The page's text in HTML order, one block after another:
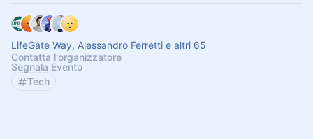
LifeGate Way, Alessandro Ferretti e altri 65
Contatta l'organizzatore
Segnala Evento
Tech